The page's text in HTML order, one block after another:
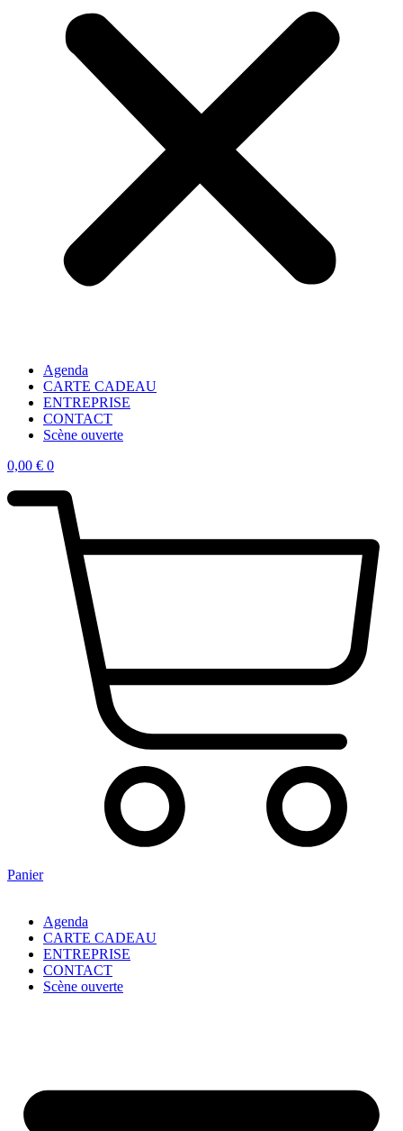
Agenda
CARTE CADEAU
ENTREPRISE
CONTACT
Scène ouverte
0,00 € 0
Panier
Agenda
CARTE CADEAU
ENTREPRISE
CONTACT
Scène ouverte